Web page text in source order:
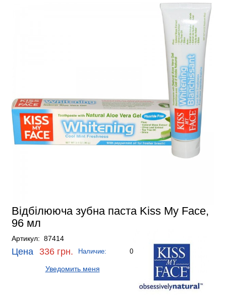
Відбілююча зубна паста Kiss My Face,
96 мл
Артикул: 87414
Цена 336 грн. Наличие: 0
Уведомить меня